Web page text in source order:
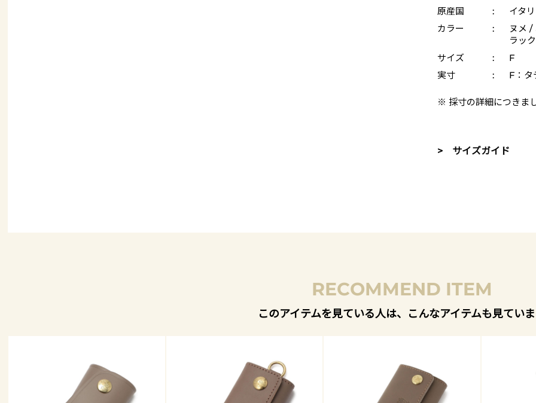
原産国
:
イタ
カラー
:
ヌメ /
ラッ
サイズ
:
F
実寸
: F：タ
※ 採寸の詳細につきま
> サイズガイド
RECOMMEND ITEM
このアイテムを見ている人は、こんなアイテムも見てい